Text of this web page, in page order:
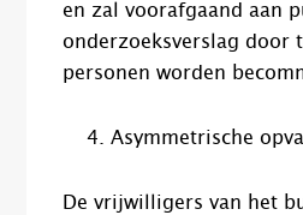
en zal voorafgaand aan
onderzoeksverslag door
personen worden
Asymmetrische
De vrijwilligers van het